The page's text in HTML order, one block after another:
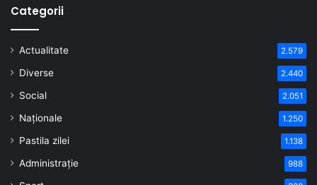
Categorii
Actualitate 2.579
Diverse 2.440
Social 2.051
Naționale 1.250
Pastila zilei 1.138
Administrație 988